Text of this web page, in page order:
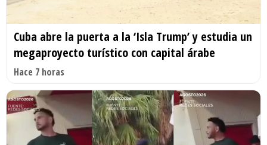
Cuba abre la puerta a la ‘Isla Trump’ y estudia un
megaproyecto turístico con capital árabe
Hace 7 horas